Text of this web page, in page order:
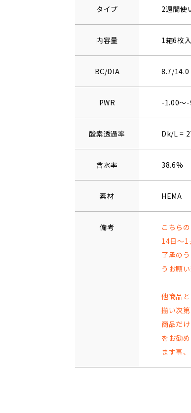
タイプ 2週間使
内容量 1箱6枚
BC/DIA 8.7/14.0
PWR -1.00～-
酸素透過率 Dk/L =
含水率 38.6%
素材 HEMA
備考
こちら
14日～1
了承の
うお願い
他商品
揃い次
商品だ
をお勧
ます事